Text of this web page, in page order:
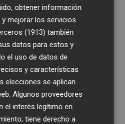
nos hablan de los
sino también
hicieron posibles. Los
cuyas obras, muchas
podemos observar en
Rótulos de panel
o pintados
pared, cada uno con
obtener información
y mejorar los servicios.
(1913) también
datos para estos y
el uso de datos de
y características
elecciones se aplican
Algunos proveedores
el interés legítimo en
tiene derecho a